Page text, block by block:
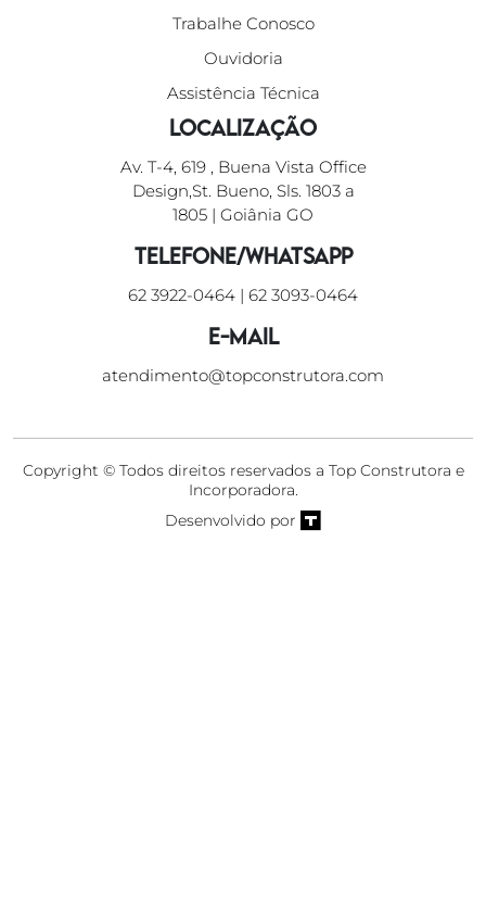
Trabalhe Conosco
Ouvidoria
Assistência Técnica
Localização
Av. T-4, 619 , Buena Vista Office
Design,St. Bueno, Sls. 1803 a
1805 | Goiânia GO
Telefone/WhatsApp
62 3922-0464 | 62 3093-0464
E-mail
atendimento@topconstrutora.com
Copyright © Todos direitos reservados a Top Construtora e
Incorporadora.
Desenvolvido por